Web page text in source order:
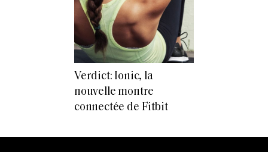
Verdict: Ionic, la
nouvelle montre
connectée de Fitbit